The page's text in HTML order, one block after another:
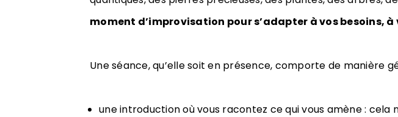
moment d’improvisation pour s’adapter à vos besoins, à
Une séance, qu’elle soit en présence, comporte de manière
une introduction où vous racontez ce qui vous amène :